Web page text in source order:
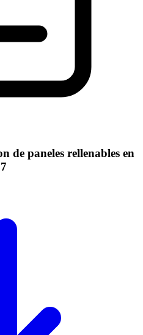
de paneles rellenables en
7